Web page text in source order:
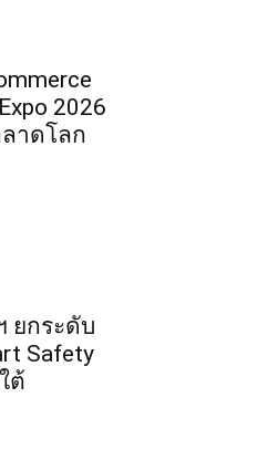
2026
าดโลก
ยกระดับ
Safety
ต้